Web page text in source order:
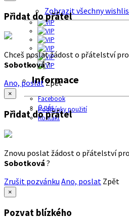
Zobrazit všechny
Informace
Facebook
O nás
Podmínky použití
Kontakt
Přidat do přátel
Chceš poslat žádost o přátelství pro
Sobotková?
Ano, poslatZpět
×
Přidat do přátel
Znovu poslat žádost o přátelství pro
Sobotková ?
Zrušit pozvánku Ano, poslat Zpět
×
Pozvat blízkého